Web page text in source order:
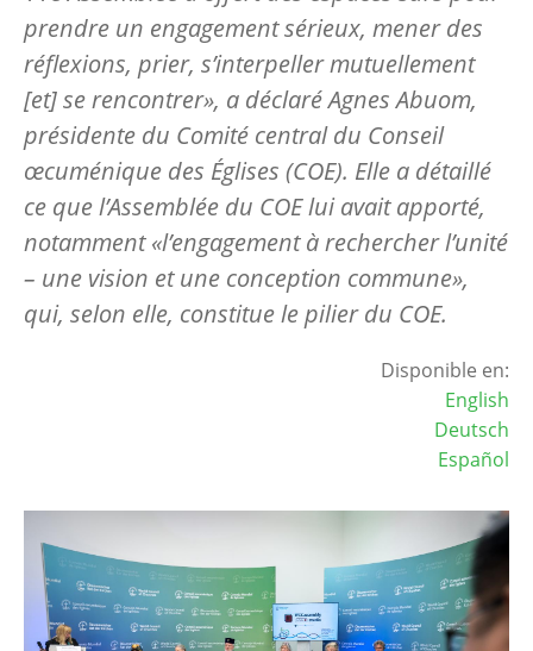
prendre un engagement sérieux, mener des
réflexions, prier, s’interpeller mutuellement
[et] se rencontrer», a déclaré Agnes Abuom,
présidente du Comité central du Conseil
œcuménique des Églises (COE). Elle a détaillé
ce que l’Assemblée du COE lui avait apporté,
notamment «l’engagement à rechercher l’unité
– une vision et une conception commune»,
qui, selon elle, constitue le pilier du COE.
Disponible en:
English
Deutsch
Español